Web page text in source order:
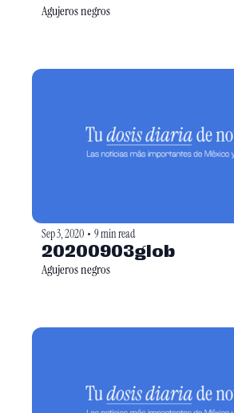
Sep 3, 2020 • 9 min read
20200903glob